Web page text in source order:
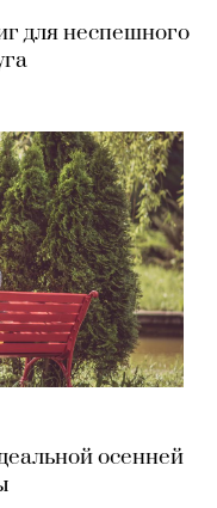
для неспешного
осенней